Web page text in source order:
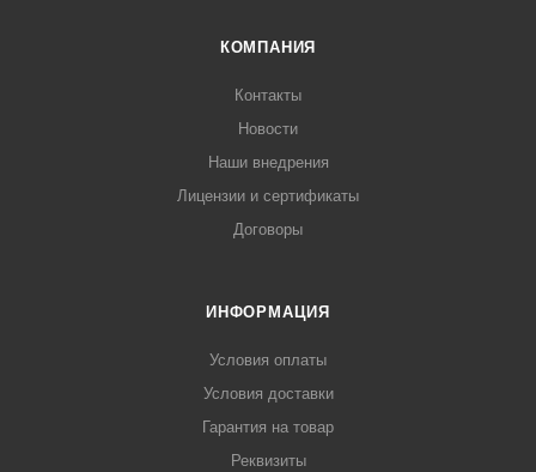
КОМПАНИЯ
Контакты
Новости
Наши внедрения
Лицензии и сертификаты
Договоры
ИНФОРМАЦИЯ
Условия оплаты
Условия доставки
Гарантия на товар
Реквизиты